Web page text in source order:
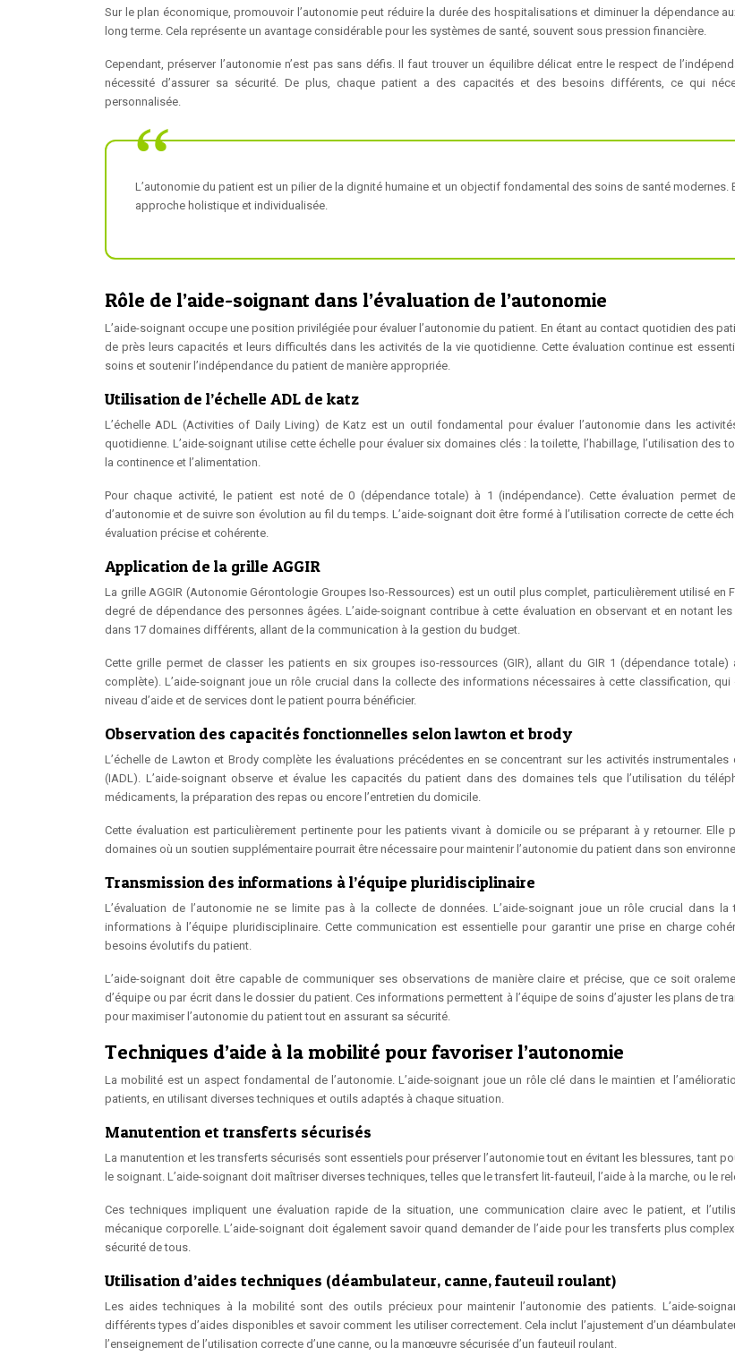
Sur le plan économique, promouvoir l’autonomie peut réduire la durée des hospitalisations et diminuer la dépendance
long terme. Cela représente un avantage considérable pour les systèmes de santé, souvent sous pression financière.
Cependant, préserver l’autonomie n’est pas sans défis. Il faut trouver un équilibre délicat entre le respect de
nécessité d’assurer sa sécurité. De plus, chaque patient a des capacités et des besoins différents, ce qui
personnalisée.
L’autonomie du patient est un pilier de la dignité humaine et un objectif fondamental des soins de santé modernes.
approche holistique et individualisée.
Rôle de l’aide-soignant dans l’évaluation de l’autonomie
L’aide-soignant occupe une position privilégiée pour évaluer l’autonomie du patient. En étant au contact quotidien des
de près leurs capacités et leurs difficultés dans les activités de la vie quotidienne. Cette évaluation continue est
soins et soutenir l’indépendance du patient de manière appropriée.
Utilisation de l’échelle ADL de katz
L’échelle ADL (Activities of Daily Living) de Katz est un outil fondamental pour évaluer l’autonomie dans les
quotidienne. L’aide-soignant utilise cette échelle pour évaluer six domaines clés : la toilette, l’habillage, l’utilisation des
la continence et l’alimentation.
Pour chaque activité, le patient est noté de 0 (dépendance totale) à 1 (indépendance). Cette évaluation permet
d’autonomie et de suivre son évolution au fil du temps. L’aide-soignant doit être formé à l’utilisation correcte de cette
évaluation précise et cohérente.
Application de la grille AGGIR
La grille AGGIR (Autonomie Gérontologie Groupes Iso-Ressources) est un outil plus complet, particulièrement utilisé en
degré de dépendance des personnes âgées. L’aide-soignant contribue à cette évaluation en observant et en notant
dans 17 domaines différents, allant de la communication à la gestion du budget.
Cette grille permet de classer les patients en six groupes iso-ressources (GIR), allant du GIR 1 (dépendance totale)
complète). L’aide-soignant joue un rôle crucial dans la collecte des informations nécessaires à cette classification, qui
niveau d’aide et de services dont le patient pourra bénéficier.
Observation des capacités fonctionnelles selon lawton et brody
L’échelle de Lawton et Brody complète les évaluations précédentes en se concentrant sur les activités instrumentales
(IADL). L’aide-soignant observe et évalue les capacités du patient dans des domaines tels que l’utilisation du
médicaments, la préparation des repas ou encore l’entretien du domicile.
Cette évaluation est particulièrement pertinente pour les patients vivant à domicile ou se préparant à y retourner. Elle
domaines où un soutien supplémentaire pourrait être nécessaire pour maintenir l’autonomie du patient dans son
Transmission des informations à l’équipe pluridisciplinaire
L’évaluation de l’autonomie ne se limite pas à la collecte de données. L’aide-soignant joue un rôle crucial dans
informations à l’équipe pluridisciplinaire. Cette communication est essentielle pour garantir une prise en charge
besoins évolutifs du patient.
L’aide-soignant doit être capable de communiquer ses observations de manière claire et précise, que ce soit
d’équipe ou par écrit dans le dossier du patient. Ces informations permettent à l’équipe de soins d’ajuster les plans de
pour maximiser l’autonomie du patient tout en assurant sa sécurité.
Techniques d’aide à la mobilité pour favoriser l’autonomie
La mobilité est un aspect fondamental de l’autonomie. L’aide-soignant joue un rôle clé dans le maintien et
patients, en utilisant diverses techniques et outils adaptés à chaque situation.
Manutention et transferts sécurisés
La manutention et les transferts sécurisés sont essentiels pour préserver l’autonomie tout en évitant les blessures, tant
le soignant. L’aide-soignant doit maîtriser diverses techniques, telles que le transfert lit-fauteuil, l’aide à la marche, ou le
Ces techniques impliquent une évaluation rapide de la situation, une communication claire avec le patient, et
mécanique corporelle. L’aide-soignant doit également savoir quand demander de l’aide pour les transferts plus
sécurité de tous.
Utilisation d’aides techniques (déambulateur, canne, fauteuil roulant)
Les aides techniques à la mobilité sont des outils précieux pour maintenir l’autonomie des patients. L’aide-
différents types d’aides disponibles et savoir comment les utiliser correctement. Cela inclut l’ajustement d’un
l’enseignement de l’utilisation correcte d’une canne, ou la manœuvre sécurisée d’un fauteuil roulant.